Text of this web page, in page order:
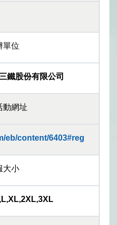
單位
鐵股份有限公司
動網址
eb/content/6403#reg
大小